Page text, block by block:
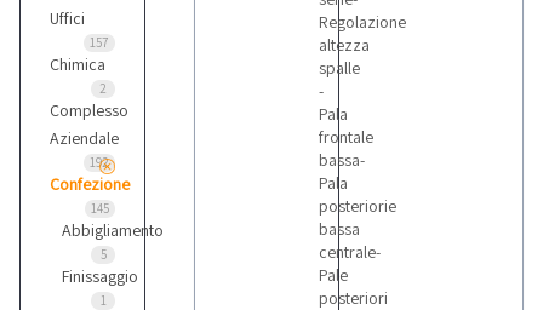
Uffici
157
Chimica
2
Complesso
Aziendale
192
Confezione
145
Abbigliamento
5
Finissaggio
1
Regolazione
altezza
spalle
-
Pala
frontale
bassa-
Pala
posteriorie
bassa
centrale-
Pale
posteriori